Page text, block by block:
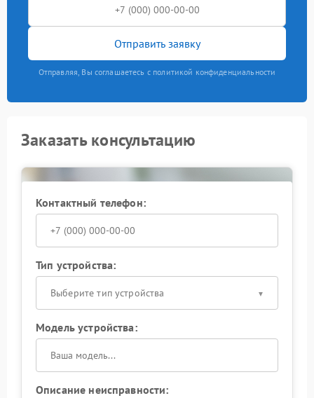
Отправить заявку
Отправляя, Вы соглашаетесь с политикой конфиденциальности
Заказать консультацию
Контактный телефон:
Тип устройства:
Выберите тип устройства
Модель устройства:
Описание неисправности: